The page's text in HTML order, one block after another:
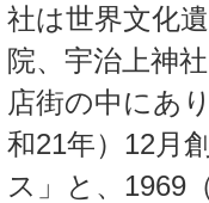
社は世界文化
院、宇治上神
店街の中にあ
和21年）12月
ス」と、1969